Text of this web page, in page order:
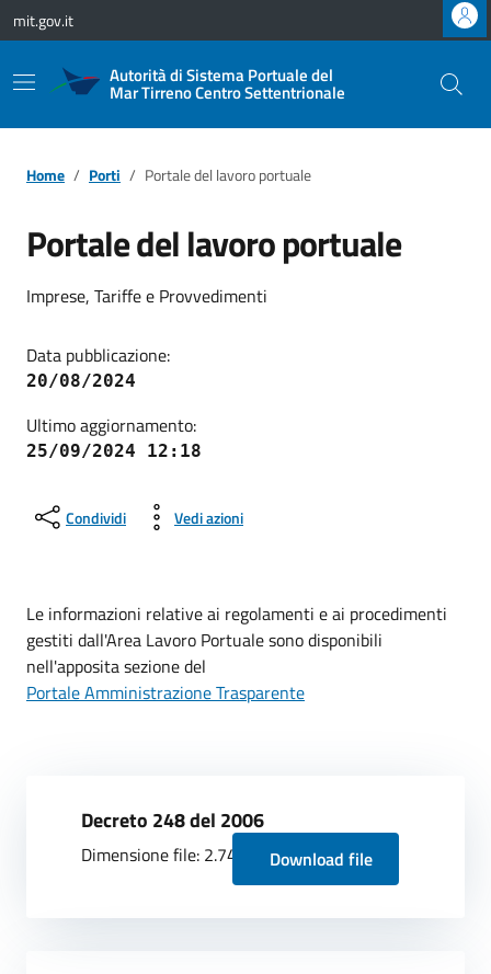
Vai ai contenuti
Vai al footer
mit.gov.it
Autorità di Sistema Portuale del
Mar Tirreno Centro Settentrionale
Home Porti Portale del lavoro portuale
Portale del lavoro portuale
Imprese, Tariffe e Provvedimenti
Data pubblicazione:
20/08/2024
Ultimo aggiornamento:
25/09/2024 12:18
Condividi Vedi azioni
Le informazioni relative ai regolamenti e ai procedimenti
gestiti dall'Area Lavoro Portuale sono disponibili
nell'apposita sezione del
Portale Amministrazione Trasparente
Decreto 248 del 2006
Dimensione file: 2.74 MB Download file